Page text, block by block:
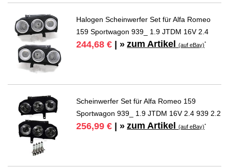
Halogen Scheinwerfer Set für Alfa Romeo
159 Sportwagon 939_ 1.9 JTDM 16V 2.4
244,68 € | » zum Artikel(auf eBay)*
Scheinwerfer Set für Alfa Romeo 159
Sportwagon 939_ 1.9 JTDM 16V 2.4 939 2.2
256,99 € | » zum Artikel(auf eBay)*